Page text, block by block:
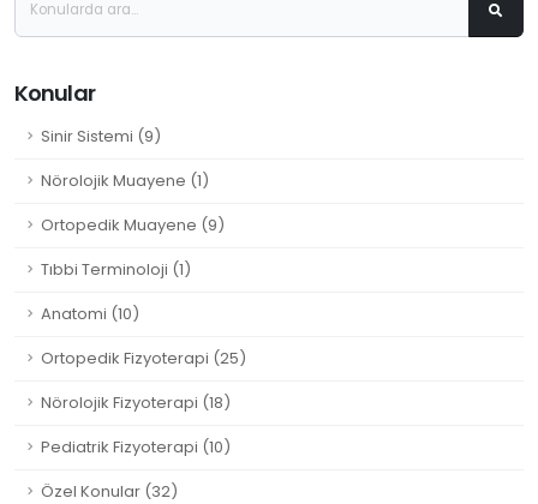
Konular
Sinir Sistemi (9)
Nörolojik Muayene (1)
Ortopedik Muayene (9)
Tıbbi Terminoloji (1)
Anatomi (10)
Ortopedik Fizyoterapi (25)
Nörolojik Fizyoterapi (18)
Pediatrik Fizyoterapi (10)
Özel Konular (32)